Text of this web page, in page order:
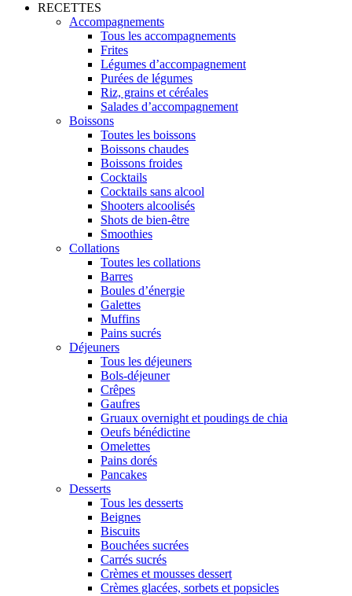
RECETTES
Accompagnements
Tous les accompagnements
Frites
Légumes d’accompagnement
Purées de légumes
Riz, grains et céréales
Salades d’accompagnement
Boissons
Toutes les boissons
Boissons chaudes
Boissons froides
Cocktails
Cocktails sans alcool
Shooters alcoolisés
Shots de bien-être
Smoothies
Collations
Toutes les collations
Barres
Boules d’énergie
Galettes
Muffins
Pains sucrés
Déjeuners
Tous les déjeuners
Bols-déjeuner
Crêpes
Gaufres
Gruaux overnight et poudings de chia
Oeufs bénédictine
Omelettes
Pains dorés
Pancakes
Desserts
Tous les desserts
Beignes
Biscuits
Bouchées sucrées
Carrés sucrés
Crèmes et mousses dessert
Crèmes glacées, sorbets et popsicles